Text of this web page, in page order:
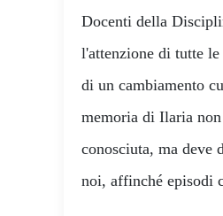
Docenti della
l'attenzione di tutte
di un cambiamento
memoria di Ilaria
conosciuta, ma deve
noi, affinché episodi